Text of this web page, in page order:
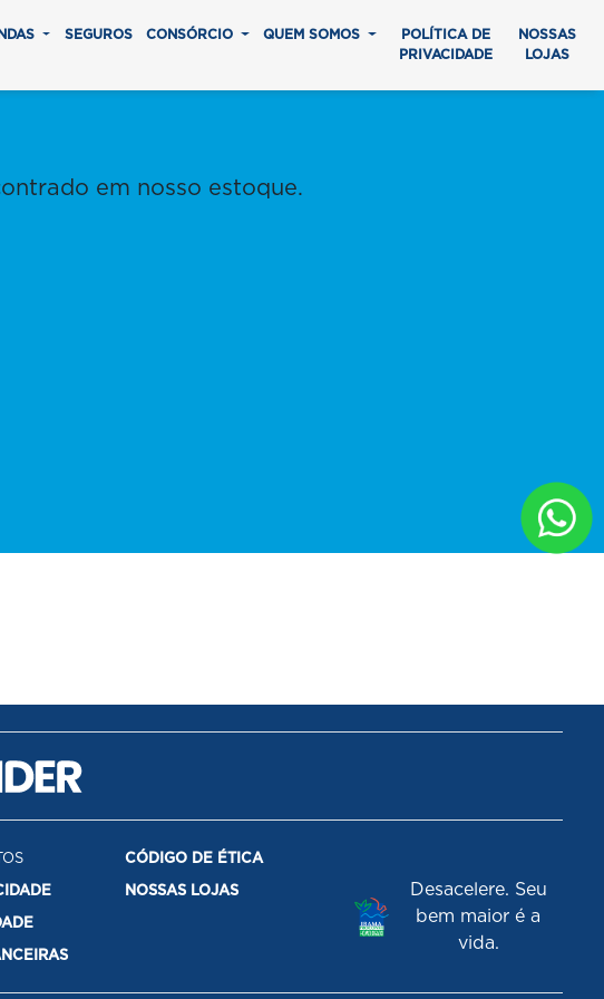
SEGUROS CONSÓRCIO QUEM SOMOS
POLÍTICA DE
PRIVACIDADE
NOSSAS
LOJAS
em nosso estoque.
CÓDIGO DE ÉTICA
NOSSAS LOJAS
Desacelere. Seu
bem maior é a
vida.